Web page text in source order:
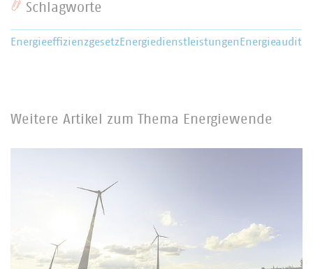
Schlagworte
EnergieeffizienzgesetzEnergiedienstleistungen Energieaudit
Weitere Artikel zum Thema Energiewende